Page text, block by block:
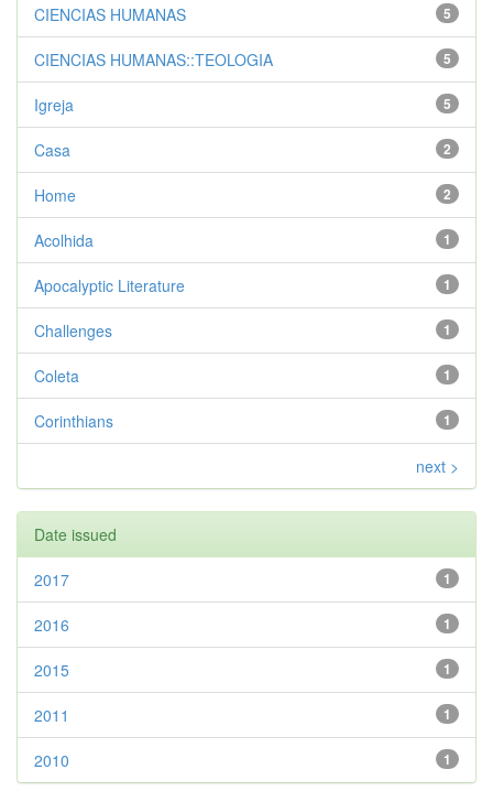
5
CIENCIAS HUMANAS
5
CIENCIAS HUMANAS::TEOLOGIA
5
Igreja
2
Casa
2
Home
1
Acolhida
1
Apocalyptic Literature
1
Challenges
1
Coleta
1
Corinthians
next >
Date issued
1
2017
1
2016
1
2015
1
2011
1
2010